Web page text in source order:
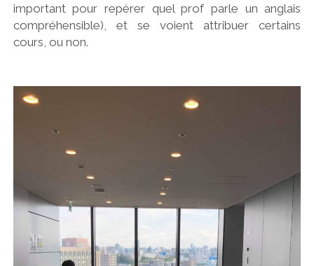
important pour repérer quel prof parle un anglais
compréhensible), et se voient attribuer certains
cours, ou non.